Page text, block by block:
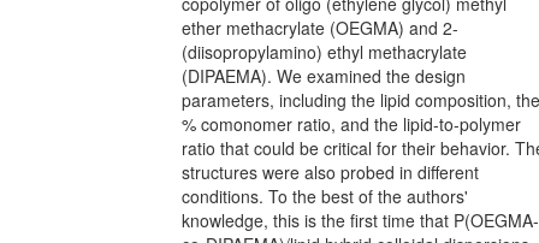
ether methacrylate (OEGMA) and 2-
(diisopropylamino) ethyl methacrylate
(DIPAEMA). We examined the design
parameters, including the lipid composition, the
% comonomer ratio, and the lipid-to-polymer
ratio that could be critical for their behavior.
structures were also probed in different
conditions. To the best of the authors'
knowledge, this is the first time that P(OEGMA-